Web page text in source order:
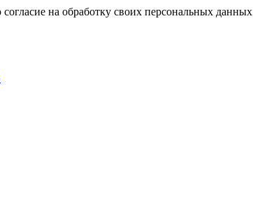
на обработку своих персональных данных